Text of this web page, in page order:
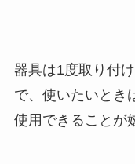
器具は1度取り付
で、使いたいとき
使用できることが